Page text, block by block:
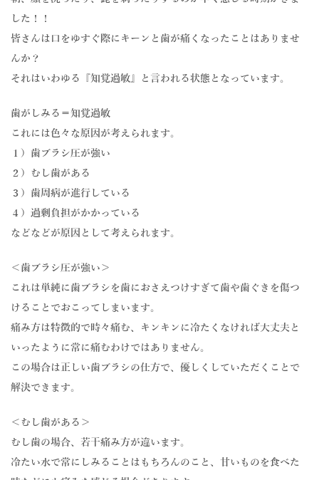
アクセス ACCESS
CONTACT
した！！
皆さんは口をゆすぐ際にキーンと歯が痛くなったことはありませ
んか？
それはいわゆる『知覚過敏』と言われる状態となっています。
歯がしみる＝知覚過敏
これには色々な原因が考えられます。
１）歯ブラシ圧が強い
２）むし歯がある
３）歯周病が進行している
４）過剰負担がかかっている
などなどが原因として考えられます。
＜歯ブラシ圧が強い＞
これは単純に歯ブラシを歯におさえつけすぎて歯や歯ぐきを傷つ
けることでおこってしまいます。
痛み方は特徴的で時々痛む、キンキンに冷たくなければ大丈夫と
いったように常に痛むわけではありません。
この場合は正しい歯ブラシの仕方で、優しくしていただくことで
解決できます。
＜むし歯がある＞
むし歯の場合、若干痛み方が違います。
冷たい水で常にしみることはもちろんのこと、甘いものを食べた